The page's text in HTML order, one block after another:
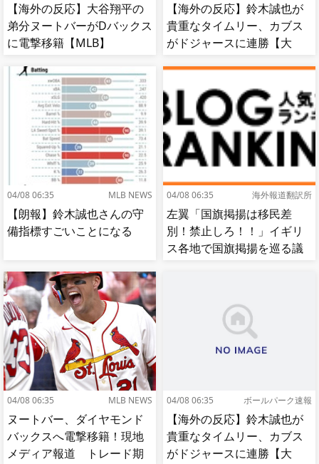
【海外の反応】大谷翔平の
弟分ヌートバーがDバックス
に電撃移籍【MLB】
【海外の反応】鈴木誠也が
貴重なタイムリー、カブス
がドジャースに連勝【大
04/08 06:35 MLB NEWS
【朗報】鈴木誠也さんの守
備指標すごいことになる
04/08 06:35 海外報道翻訳所
左翼「国旗掲揚は移民差
別！禁止しろ！！」イギリ
ス各地で国旗掲揚を巡る議
04/08 06:35 MLB NEWS
ヌートバー、ダイヤモンド
バックスへ電撃移籍！現地
メディア報道 トレード期
04/08 06:35 ボールパーク速報
【海外の反応】鈴木誠也が
貴重なタイムリー、カブス
がドジャースに連勝【大